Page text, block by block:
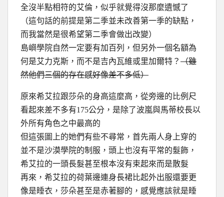
全沒半點相符的艾倫，似乎就覺得沒那麼遺憾了
（這句話的前提是第二季並未改善第一季的缺點，
而我當然是很希望第二季會做出改變）
島嶼學院自然一定要有加百列，但另外一個名額為
何是艾力克斯，而不是吉內瓦維或里加爾特？ （雖
然他們三個的存在感好像差不多低）
原來希艾拉跟莎朵的身高這麼高，從旁邊的比例尺
看起來差不多有175公分，是除了波嵐與馬蒂校長以
外所有角色之中最高的
但這張圖上的她們有些不尋常，首先兩人身上穿的
並不是沙漠學院的制服，頭上也沒有平常的髮飾，
希艾拉的一頭長髮甚至根本沒有束起來而是散髮
再來，希艾拉的荷葉邊連身長裙比起外出服還要更
像是睡衣，莎朵甚至是赤著腳的，感覺應該就是睡